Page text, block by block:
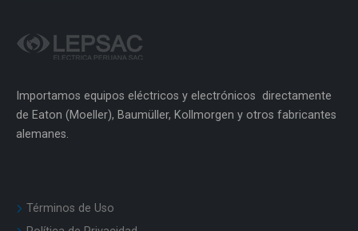
Importamos equipos eléctricos y electrónicos directamente
de Eaton (Moeller), Baumüller, Kollmorgen y otros fabricantes
alemanes.
Términos de Uso